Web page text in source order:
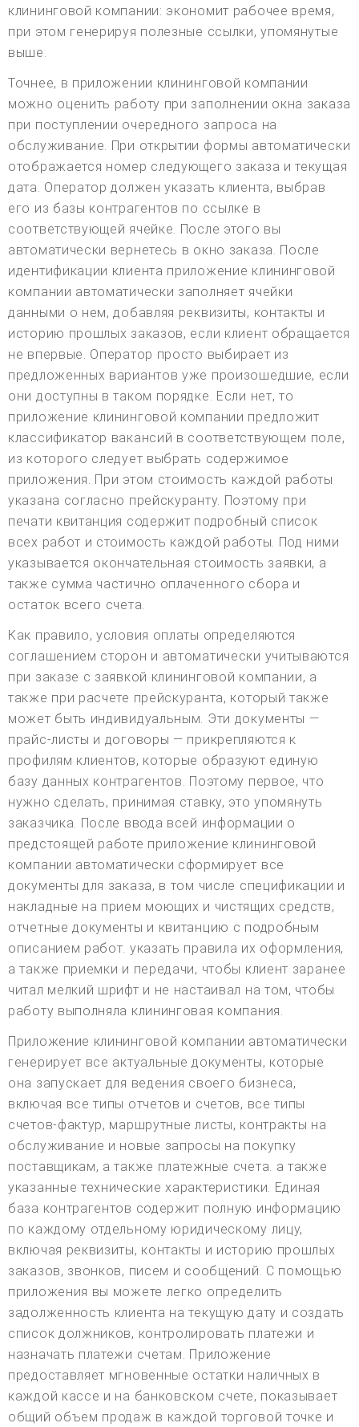
клининговой компании: экономит рабочее время,
при этом генерируя полезные ссылки, упомянутые
выше.
Точнее, в приложении клининговой компании
можно оценить работу при заполнении окна заказа
при поступлении очередного запроса на
обслуживание. При открытии формы автоматически
отображается номер следующего заказа и текущая
дата. Оператор должен указать клиента, выбрав
его из базы контрагентов по ссылке в
соответствующей ячейке. После этого вы
автоматически вернетесь в окно заказа. После
идентификации клиента приложение клининговой
компании автоматически заполняет ячейки
данными о нем, добавляя реквизиты, контакты и
историю прошлых заказов, если клиент обращается
не впервые. Оператор просто выбирает из
предложенных вариантов уже произошедшие, если
они доступны в таком порядке. Если нет, то
приложение клининговой компании предложит
классификатор вакансий в соответствующем поле,
из которого следует выбрать содержимое
приложения. При этом стоимость каждой работы
указана согласно прейскуранту. Поэтому при
печати квитанция содержит подробный список
всех работ и стоимость каждой работы. Под ними
указывается окончательная стоимость заявки, а
также сумма частично оплаченного сбора и
остаток всего счета.
Как правило, условия оплаты определяются
соглашением сторон и автоматически учитываются
при заказе с заявкой клининговой компании, а
также при расчете прейскуранта, который также
может быть индивидуальным. Эти документы —
прайс-листы и договоры — прикрепляются к
профилям клиентов, которые образуют единую
базу данных контрагентов. Поэтому первое, что
нужно сделать, принимая ставку, это упомянуть
заказчика. После ввода всей информации о
предстоящей работе приложение клининговой
компании автоматически сформирует все
документы для заказа, в том числе спецификации и
накладные на прием моющих и чистящих средств,
отчетные документы и квитанцию с подробным
описанием работ. указать правила их оформления,
а также приемки и передачи, чтобы клиент заранее
читал мелкий шрифт и не настаивал на том, чтобы
работу выполняла клининговая компания.
Приложение клининговой компании автоматически
генерирует все актуальные документы, которые
она запускает для ведения своего бизнеса,
включая все типы отчетов и счетов, все типы
счетов-фактур, маршрутные листы, контракты на
обслуживание и новые запросы на покупку
поставщикам, а также платежные счета. а также
указанные технические характеристики. Единая
база контрагентов содержит полную информацию
по каждому отдельному юридическому лицу,
включая реквизиты, контакты и историю прошлых
заказов, звонков, писем и сообщений. С помощью
приложения вы можете легко определить
задолженность клиента на текущую дату и создать
список должников, контролировать платежи и
назначать платежи счетам. Приложение
предоставляет мгновенные остатки наличных в
каждой кассе и на банковском счете, показывает
общий объем продаж в каждой торговой точке и